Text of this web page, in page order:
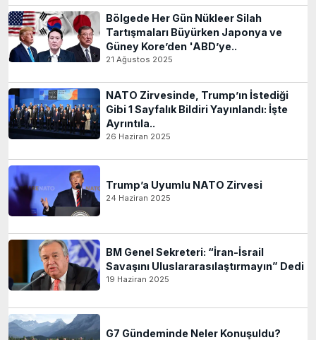
Bölgede Her Gün Nükleer Silah
Tartışmaları Büyürken Japonya ve
Güney Kore’den 'ABD’ye..
21 Ağustos 2025
NATO Zirvesinde, Trump’ın İstediği
Gibi 1 Sayfalık Bildiri Yayınlandı: İşte
Ayrıntıla..
26 Haziran 2025
Trump’a Uyumlu NATO Zirvesi
24 Haziran 2025
BM Genel Sekreteri: “İran-İsrail
Savaşını Uluslararasılaştırmayın” Dedi
19 Haziran 2025
G7 Gündeminde Neler Konuşuldu?